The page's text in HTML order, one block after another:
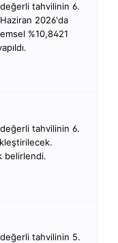
değerli tahvilinin 6.
2026'da
%10,8421
değerli tahvilinin 6.
belirlendi.
değerli tahvilinin 5.